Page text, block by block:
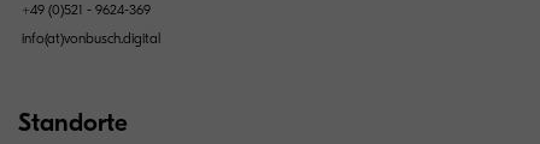
+49 (0)521 - 9624-369
info(at)vonbusch.digital
Standorte